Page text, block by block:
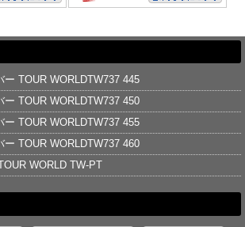
TOUR WORLDTW737 445
TOUR WORLDTW737 450
TOUR WORLDTW737 455
TOUR WORLDTW737 460
WORLD TW-PT